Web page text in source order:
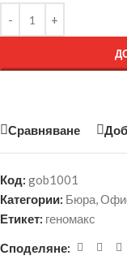
Сравняване
Код: gob1001
Категории: Бюра,
Етикет: геномакс
Споделяне: